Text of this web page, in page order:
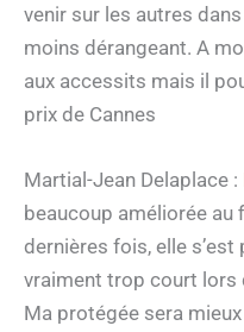
venir sur les autres
moins dérangeant. A
aux accessits mais il
prix de Cannes
Martial-Jean Delaplace :
beaucoup améliorée au
dernières fois, elle s’est
vraiment trop court lors
Ma protégée sera